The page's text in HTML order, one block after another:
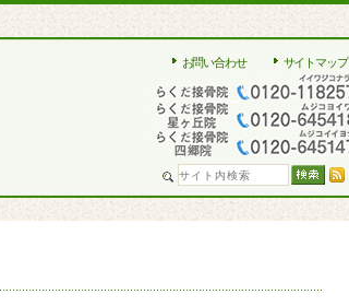
お問い合わせ サイトマップ